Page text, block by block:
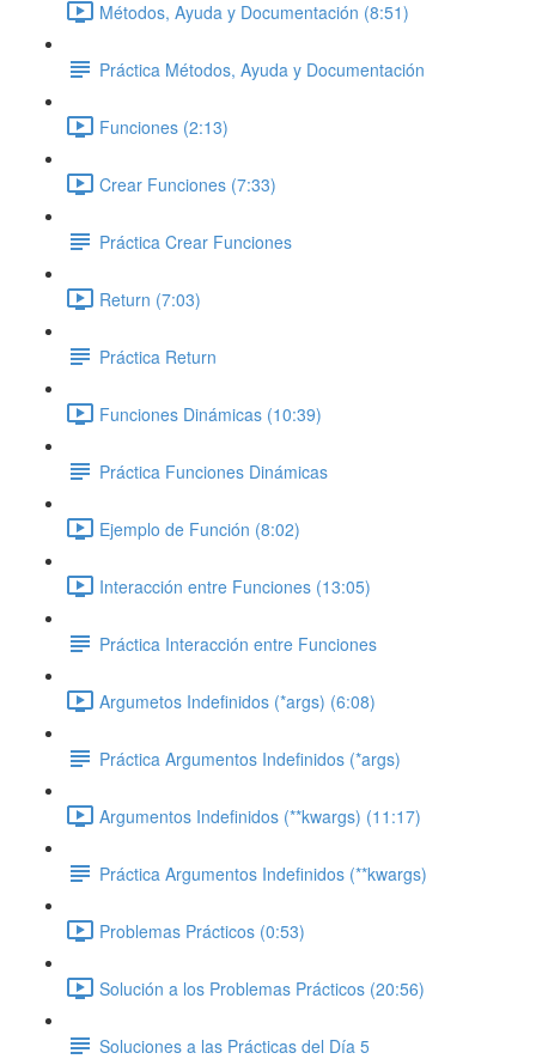
Métodos, Ayuda y Documentación (8:51)
Práctica Métodos, Ayuda y Documentación
Funciones (2:13)
Crear Funciones (7:33)
Práctica Crear Funciones
Return (7:03)
Práctica Return
Funciones Dinámicas (10:39)
Práctica Funciones Dinámicas
Ejemplo de Función (8:02)
Interacción entre Funciones (13:05)
Práctica Interacción entre Funciones
Argumetos Indefinidos (*args) (6:08)
Práctica Argumentos Indefinidos (*args)
Argumentos Indefinidos (**kwargs) (11:17)
Práctica Argumentos Indefinidos (**kwargs)
Problemas Prácticos (0:53)
Solución a los Problemas Prácticos (20:56)
Soluciones a las Prácticas del Día 5